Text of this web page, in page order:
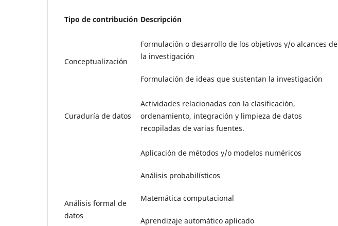
Tipo de contribución Descripción
Conceptualización
Formulación o desarrollo de los objetivos y/o alcances de
la investigación
Formulación de ideas que sustentan la investigación
Curaduría de datos
Actividades relacionadas con la clasificación,
ordenamiento, integración y limpieza de datos
recopiladas de varias fuentes.
Análisis formal de
datos
Aplicación de métodos y/o modelos numéricos
Análisis probabilísticos
Matemática computacional
Aprendizaje automático aplicado